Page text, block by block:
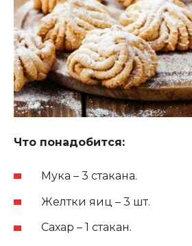
Что понадобится:
Мука – 3 стакана.
Желтки яиц – 3 шт.
Сахар – 1 стакан.